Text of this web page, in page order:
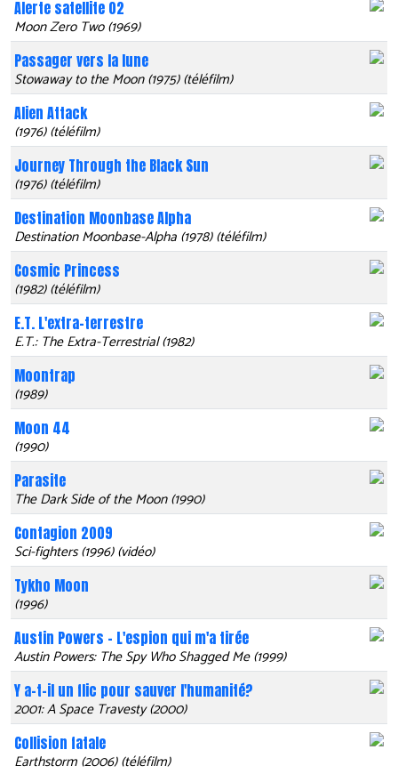
Alerte satellite 02
Moon Zero Two (1969)
Passager vers la lune
Stowaway to the Moon (1975) (téléfilm)
Alien Attack
(1976) (téléfilm)
Journey Through the Black Sun
(1976) (téléfilm)
Destination Moonbase Alpha
Destination Moonbase-Alpha (1978) (téléfilm)
Cosmic Princess
(1982) (téléfilm)
E.T. L'extra-terrestre
E.T.: The Extra-Terrestrial (1982)
Moontrap
(1989)
Moon 44
(1990)
Parasite
The Dark Side of the Moon (1990)
Contagion 2009
Sci-fighters (1996) (vidéo)
Tykho Moon
(1996)
Austin Powers - L'espion qui m'a tirée
Austin Powers: The Spy Who Shagged Me (1999)
Y a-t-il un flic pour sauver l'humanité?
2001: A Space Travesty (2000)
Collision fatale
Earthstorm (2006) (téléfilm)